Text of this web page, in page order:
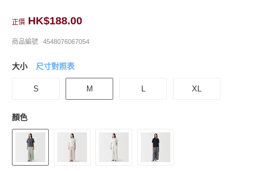
正價 HK$188.00
商品編號 4548076067054
大小 尺寸對照表
S M L XL
顏色